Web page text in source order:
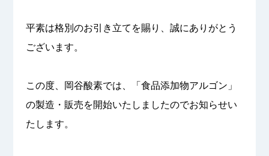
平素は格別のお引き立てを賜り、誠にありがとう
ございます。
この度、岡谷酸素では、「食品添加物アルゴン」
の製造・販売を開始いたしましたのでお知らせい
たします。